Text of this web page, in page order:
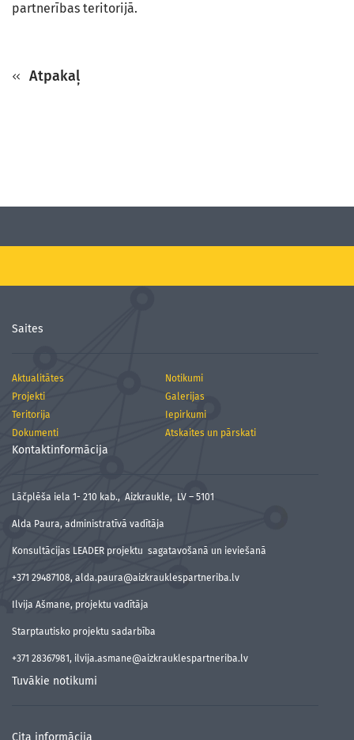
partnerības teritorijā.
Atpakaļ
Saites
Aktualitātes
Notikumi
Projekti
Galerijas
Teritorija
Iepirkumi
Dokumenti
Atskaites un pārskati
Kontaktinformācija
Lāčplēša iela 1- 210 kab., Aizkraukle, LV – 5101
Alda Paura, administratīvā vadītāja
Konsultācijas LEADER projektu sagatavošanā un ieviešanā
+371 29487108, alda.paura@aizkrauklespartneriba.lv
Ilvija Ašmane, projektu vadītāja
Starptautisko projektu sadarbība
+371 28367981, ilvija.asmane@aizkrauklespartneriba.lv
Tuvākie notikumi
Cita informācija